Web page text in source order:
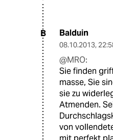
B Balduin
08.10.2013,
@MRO:
Sie finden
masse, Sie
sie zu
Atmenden.
von